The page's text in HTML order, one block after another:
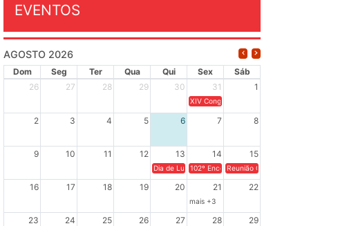
EVENTOS
AGOSTO 2026
Dom Seg Ter Qua Qui Sex
Sáb
26
27 28 29 30 31 1
XIV Congresso Brasileiro de
2 3 4 5 6 7 8
9 10 11 12 13 14 15
Dia de Luta em Defesa de Cuba e da Soberania dos
102º Encontro da Regional Leste, “Em
Reunião GTPE.
16 17 18 19 20 21 22
mais +3
23 24 25 26 27 28 29